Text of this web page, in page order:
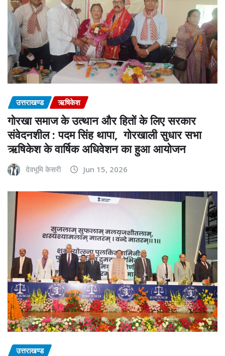
उत्तराखण्ड ऋषिकेश
गोरखा समाज के उत्थान और हितों के लिए सरकार
संवेदनशील : पदम सिंह थापा, गोरखाली सुधार सभा
ऋषिकेश के वार्षिक अधिवेशन का हुआ आयोजन
देवभूमि केसरी Jun 15, 2026
उत्तराखण्ड